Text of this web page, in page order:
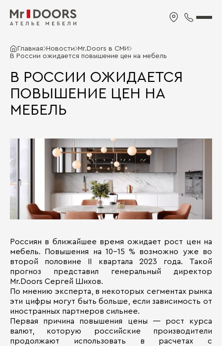
Главная Новости Mr.Doors в СМИ
В России ожидается повышение цен на мебель
В РОССИИ ОЖИДАЕТСЯ
ПОВЫШЕНИЕ ЦЕН НА
МЕБЕЛЬ
Россиян в ближайшее время ожидает рост цен на
мебель. Повышения на 10–15 % возможно уже во
второй половине II квартала 2023 года. Такой
прогноз представил генеральный директор
Mr.Doors Сергей Шихов.
По мнению эксперта, в некоторых сегментах рынка
эти цифры могут быть больше, если зависимость от
иностранных партнеров сильнее.
Первая причина повышения цены — рост курса
валют, которую российские производители
продолжают использовать в расчетах с